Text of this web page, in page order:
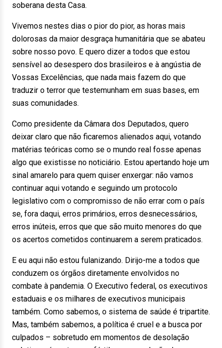
soberana desta Casa.
Vivemos nestes dias o pior do pior, as horas mais
dolorosas da maior desgraça humanitária que se abateu
sobre nosso povo. E quero dizer a todos que estou
sensível ao desespero dos brasileiros e à angústia de
Vossas Excelências, que nada mais fazem do que
traduzir o terror que testemunham em suas bases, em
suas comunidades.
Como presidente da Câmara dos Deputados, quero
deixar claro que não ficaremos alienados aqui, votando
matérias teóricas como se o mundo real fosse apenas
algo que existisse no noticiário. Estou apertando hoje um
sinal amarelo para quem quiser enxergar: não vamos
continuar aqui votando e seguindo um protocolo
legislativo com o compromisso de não errar com o país
se, fora daqui, erros primários, erros desnecessários,
erros inúteis, erros que que são muito menores do que
os acertos cometidos continuarem a serem praticados.
E eu aqui não estou fulanizando. Dirijo-me a todos que
conduzem os órgãos diretamente envolvidos no
combate à pandemia. O Executivo federal, os executivos
estaduais e os milhares de executivos municipais
também. Como sabemos, o sistema de saúde é tripartite.
Mas, também sabemos, a política é cruel e a busca por
culpados – sobretudo em momentos de desolação